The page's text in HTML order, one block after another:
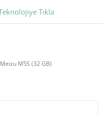
Meizu M5S (32 GB)